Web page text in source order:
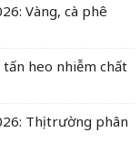
Vàng, cà phê
heo nhiễm chất
Thị trường phân